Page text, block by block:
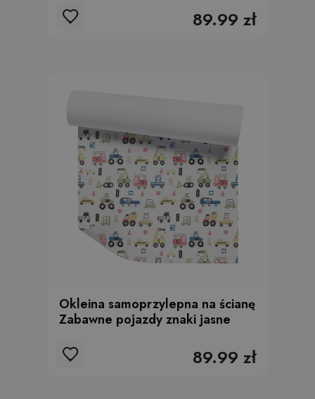
89.99 zł
Okleina samoprzylepna na ścianę
Zabawne pojazdy znaki jasne
89.99 zł